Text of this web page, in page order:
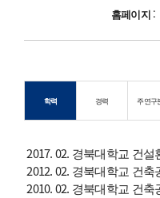
홈페이지 :
학력 경력 주연구
2017. 02. 경북대학교 건
2012. 02. 경북대학교 건
2010. 02. 경북대학교 건